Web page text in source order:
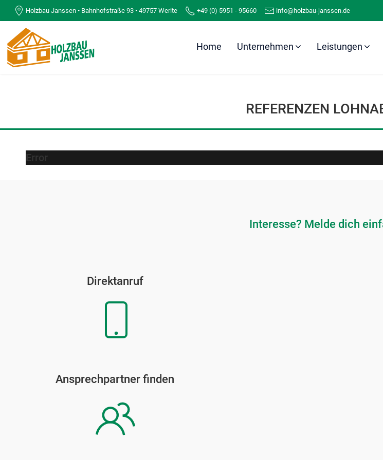
Holzbau Janssen • Bahnhofstraße 93 • 49757 Werlte +49 (0) 5951 - 95660 info@holzbau-janssen.de
Home Unternehmen Leistungen
REFERENZEN
Error
Interesse? Melde dich
Direktanruf
Ansprechpartner finden